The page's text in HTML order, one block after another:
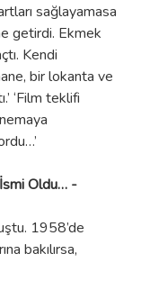
sağlayamasa
getirdi. Ekmek
Kendi
bir lokanta ve
‘Film teklifi
Oldu… -
1958’de
bakılırsa,